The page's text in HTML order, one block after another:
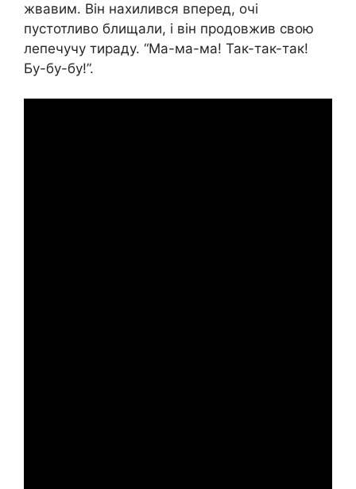
жвавим. Він нахилився вперед, очі
пустотливо блищали, і він продовжив свою
лепечучу тираду. “Ма-ма-ма! Так-так-так!
Бу-бу-бу!”.